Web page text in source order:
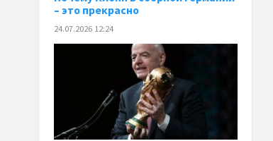
– это прекрасно
24.07.2026 12:24